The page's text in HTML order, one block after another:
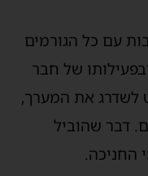
עם כל הגורמים
של חבר
לשדרג את המערך,
דבר שהוביל
החניכה.